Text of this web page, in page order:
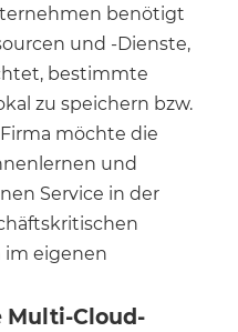
benötigt
und -Dienste,
bestimmte
zu speichern bzw.
möchte die
und
Service in der
eigenen
Multi-Cloud-